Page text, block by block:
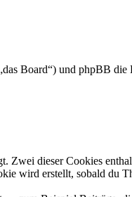
Board“) und phpBB die
Zwei dieser Cookies
wird erstellt, sobald du